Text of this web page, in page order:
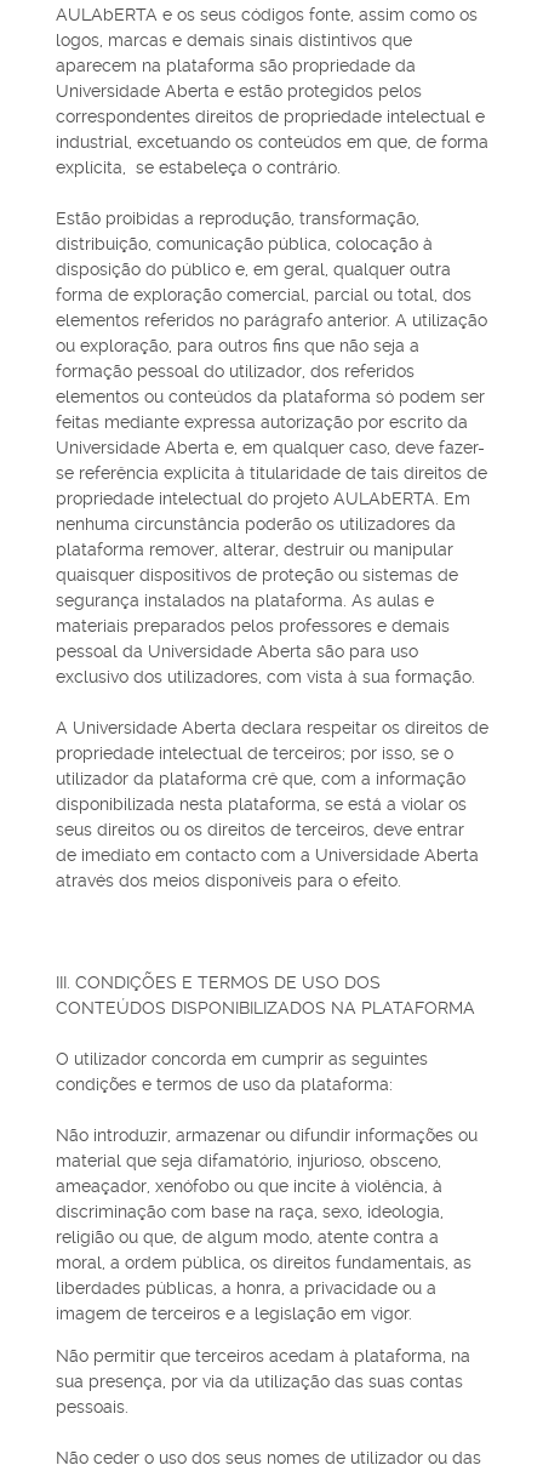
AULAbERTA e os seus códigos fonte, assim como os
logos, marcas e demais sinais distintivos que
aparecem na plataforma são propriedade da
Universidade Aberta e estão protegidos pelos
correspondentes direitos de propriedade intelectual e
industrial, excetuando os conteúdos em que, de forma
explícita, se estabeleça o contrário.
Estão proibidas a reprodução, transformação,
distribuição, comunicação pública, colocação à
disposição do público e, em geral, qualquer outra
forma de exploração comercial, parcial ou total, dos
elementos referidos no parágrafo anterior. A utilização
ou exploração, para outros fins que não seja a
formação pessoal do utilizador, dos referidos
elementos ou conteúdos da plataforma só podem ser
feitas mediante expressa autorização por escrito da
Universidade Aberta e, em qualquer caso, deve fazer-
se referência explícita à titularidade de tais direitos de
propriedade intelectual do projeto AULAbERTA. Em
nenhuma circunstância poderão os utilizadores da
plataforma remover, alterar, destruir ou manipular
quaisquer dispositivos de proteção ou sistemas de
segurança instalados na plataforma. As aulas e
materiais preparados pelos professores e demais
pessoal da Universidade Aberta são para uso
exclusivo dos utilizadores, com vista à sua formação.
A Universidade Aberta declara respeitar os direitos de
propriedade intelectual de terceiros; por isso, se o
utilizador da plataforma crê que, com a informação
disponibilizada nesta plataforma, se está a violar os
seus direitos ou os direitos de terceiros, deve entrar
de imediato em contacto com a Universidade Aberta
através dos meios disponíveis para o efeito.
III. CONDIÇÕES E TERMOS DE USO DOS
CONTEÚDOS DISPONIBILIZADOS NA PLATAFORMA
O utilizador concorda em cumprir as seguintes
condições e termos de uso da plataforma:
Não introduzir, armazenar ou difundir informações ou
material que seja difamatório, injurioso, obsceno,
ameaçador, xenófobo ou que incite à violência, à
discriminação com base na raça, sexo, ideologia,
religião ou que, de algum modo, atente contra a
moral, a ordem pública, os direitos fundamentais, as
liberdades públicas, a honra, a privacidade ou a
imagem de terceiros e a legislação em vigor.
Não permitir que terceiros acedam à plataforma, na
sua presença, por via da utilização das suas contas
pessoais.
Não ceder o uso dos seus nomes de utilizador ou das